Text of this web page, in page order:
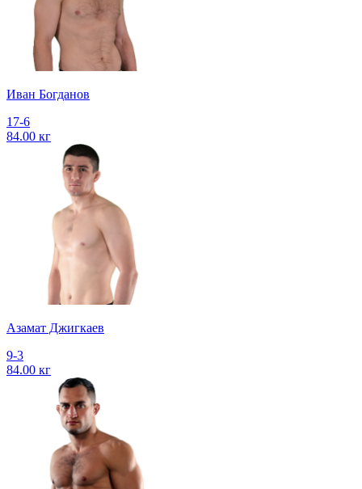
Иван Богданов
17-6
84.00 кг
Азамат Джигкаев
9-3
84.00 кг